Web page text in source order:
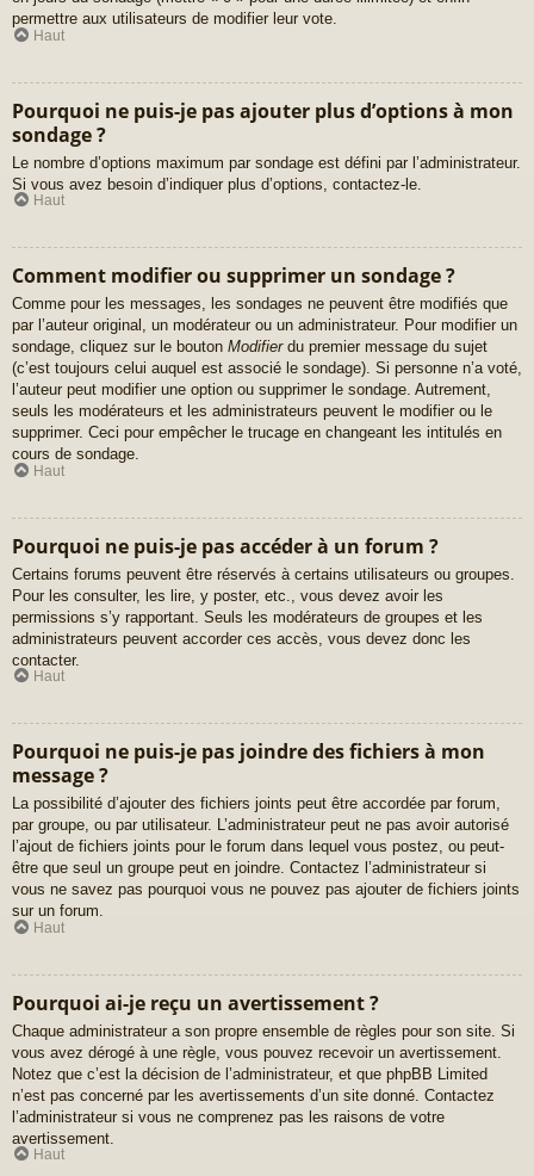
permettre aux utilisateurs de modifier leur vote.
Haut
Pourquoi ne puis-je pas ajouter plus d’options à mon
sondage ?
Le nombre d’options maximum par sondage est défini par l’administrateur.
Si vous avez besoin d’indiquer plus d’options, contactez-le.
Haut
Comment modifier ou supprimer un sondage ?
Comme pour les messages, les sondages ne peuvent être modifiés que
par l’auteur original, un modérateur ou un administrateur. Pour modifier un
sondage, cliquez sur le bouton Modifierdu premier message du sujet
(c’est toujours celui auquel est associé le sondage). Si personne n’a voté,
l’auteur peut modifier une option ou supprimer le sondage. Autrement,
seuls les modérateurs et les administrateurs peuvent le modifier ou le
supprimer. Ceci pour empêcher le trucage en changeant les intitulés en
cours de sondage.
Haut
Pourquoi ne puis-je pas accéder à un forum ?
Certains forums peuvent être réservés à certains utilisateurs ou groupes.
Pour les consulter, les lire, y poster, etc., vous devez avoir les
permissions s’y rapportant. Seuls les modérateurs de groupes et les
administrateurs peuvent accorder ces accès, vous devez donc les
contacter.
Haut
Pourquoi ne puis-je pas joindre des fichiers à mon
message ?
La possibilité d’ajouter des fichiers joints peut être accordée par forum,
par groupe, ou par utilisateur. L’administrateur peut ne pas avoir autorisé
l’ajout de fichiers joints pour le forum dans lequel vous postez, ou peut-
être que seul un groupe peut en joindre. Contactez l’administrateur si
vous ne savez pas pourquoi vous ne pouvez pas ajouter de fichiers joints
sur un forum.
Haut
Pourquoi ai-je reçu un avertissement ?
Chaque administrateur a son propre ensemble de règles pour son site. Si
vous avez dérogé à une règle, vous pouvez recevoir un avertissement.
Notez que c’est la décision de l’administrateur, et que phpBB Limited
n’est pas concerné par les avertissements d’un site donné. Contactez
l’administrateur si vous ne comprenez pas les raisons de votre
avertissement.
Haut